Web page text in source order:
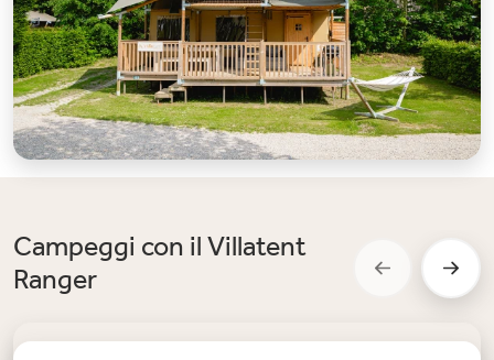
Campeggi con il Villatent
Ranger